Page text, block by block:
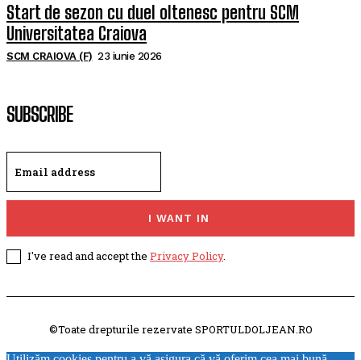
Start de sezon cu duel oltenesc pentru SCM
Universitatea Craiova
SCM CRAIOVA (F) 23 iunie 2026
SUBSCRIBE
I WANT IN
I've read and accept the Privacy Policy.
©Toate drepturile rezervate SPORTULDOLJEAN.RO